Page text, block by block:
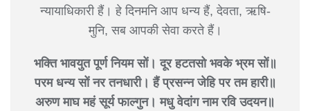
न्यायाधिकारी हैं। हे दिनमनि आप धन्य हैं, देवता, ऋषि-
मुनि, सब आपकी सेवा करते हैं।
भक्ति भावयुत पूर्ण नियम सों। दूर हटतसो भवके भ्रम सों॥
परम धन्य सों नर तनधारी। हैं प्रसन्न जेहि पर तम हारी॥
अरुण माघ महं सूर्य फाल्गुन। मधु वेदांग नाम रवि उदयन॥